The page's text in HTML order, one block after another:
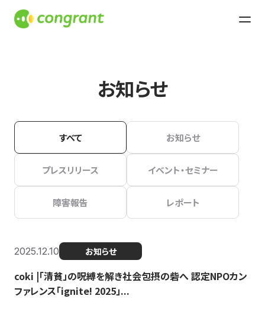
お知らせ
すべて お知らせ
プレスリリース イベント・セミナー
障害報告 レポート
2025.12.10 お知らせ
coki |「清貧」の呪縛を解き社会包摂の砦へ 認定NPOカン
ファレンス「ignite! 2025」...